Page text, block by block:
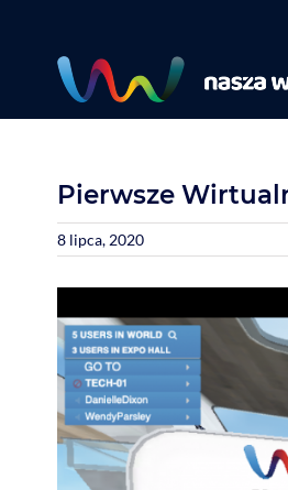
content
Pierwsze
8 lipca, 2020
Larger
Image